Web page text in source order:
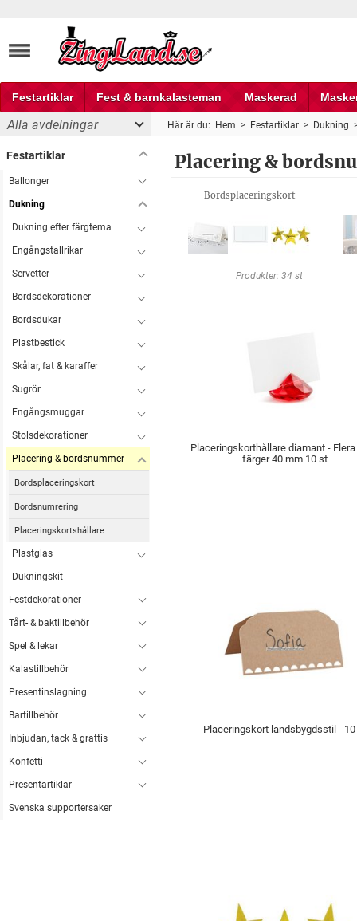
Festartiklar Fest & barnkalasteman Maskerad
Fest och partyprylar
Alla avdelningar Här är du: Hem > Festartiklar > Dukning
Placering &
Festartiklar
Ballonger
Dukning
Dukning efter färgtema
Engångstallrikar
Servetter
Bordsdekorationer
Bordsdukar
Plastbestick
Skålar, fat & karaffer
Sugrör
Engångsmuggar
Stolsdekorationer
Placering & bordsnummer
Bordsplaceringskort
Bordsnumrering
Placeringskortshållare
Plastglas
Dukningskit
Festdekorationer
Tårt- & baktillbehör
Spel & lekar
Kalastillbehör
Presentinslagning
Bartillbehör
Inbjudan, tack & grattis
Konfetti
Presentartiklar
Svenska supportersaker
Bordsplaceringskort
Produkter: 34 st
Placeringskorthållare diamant -
färger 40 mm 10 st
Placeringskort landsbygdsstil -